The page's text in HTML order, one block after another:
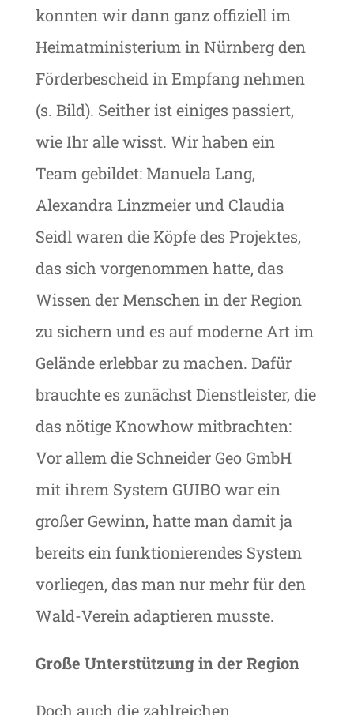
konnten wir dann ganz offiziell im
Heimatministerium in Nürnberg den
Förderbescheid in Empfang nehmen
(s. Bild). Seither ist einiges passiert,
wie Ihr alle wisst. Wir haben ein
Team gebildet: Manuela Lang,
Alexandra Linzmeier und Claudia
Seidl waren die Köpfe des Projektes,
das sich vorgenommen hatte, das
Wissen der Menschen in der Region
zu sichern und es auf moderne Art im
Gelände erlebbar zu machen. Dafür
brauchte es zunächst Dienstleister, die
das nötige Knowhow mitbrachten:
Vor allem die Schneider Geo GmbH
mit ihrem System GUIBO war ein
großer Gewinn, hatte man damit ja
bereits ein funktionierendes System
vorliegen, das man nur mehr für den
Wald-Verein adaptieren musste.
Große Unterstützung in der Region
Doch auch die zahlreichen